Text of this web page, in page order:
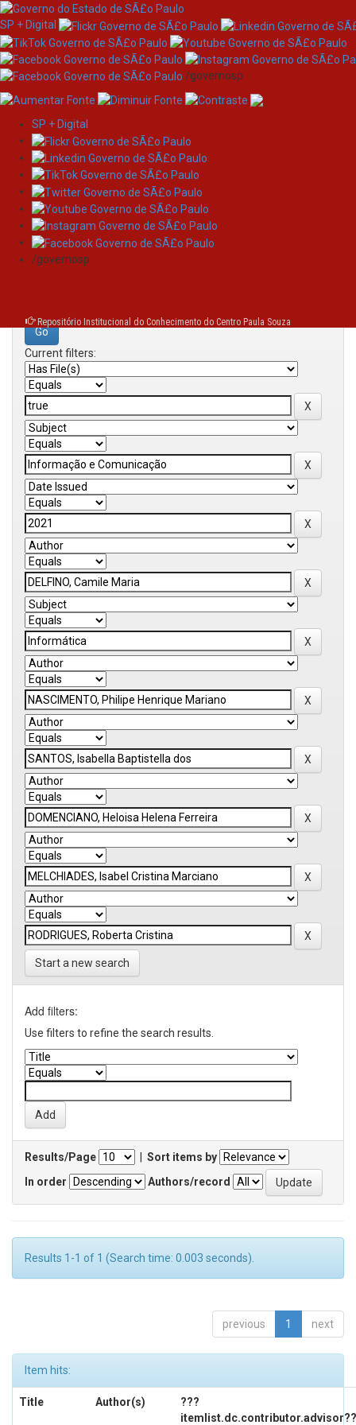
Skip
navigation
SP + Digital
/governosp
SP + Digital
/governosp
Repositório Institucional do Conhecimento do Centro Paula Souza
Search
Search:
Current filters:
Start a new search
Add filters:
Use filters to refine the search results.
Results/Page
Sort items by
In order
Authors/record
Results 1-1 of 1 (Search time: 0.003 seconds).
previous 1 next
Item hits:
Title Author(s)
???